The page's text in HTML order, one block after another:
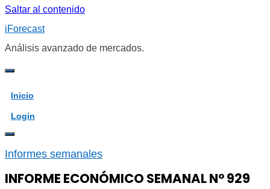
Saltar al contenido
iForecast
Análisis avanzado de mercados.
Inicio
Login
Informes semanales
INFORME ECONÓMICO SEMANAL N° 929